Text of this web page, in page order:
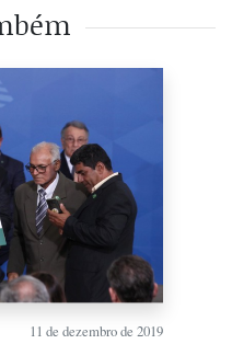
11 de dezembro de 2019